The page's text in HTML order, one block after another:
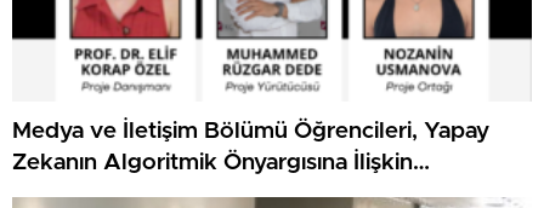
Medya ve İletişim Bölümü Öğrencileri, Yapay
Zekanın Algoritmik Önyargısına İlişkin
Farkındalık Düzeylerini Araştıracak